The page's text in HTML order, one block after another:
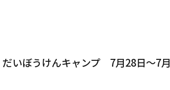
いぼうけんキャンプ 7月28日～7月